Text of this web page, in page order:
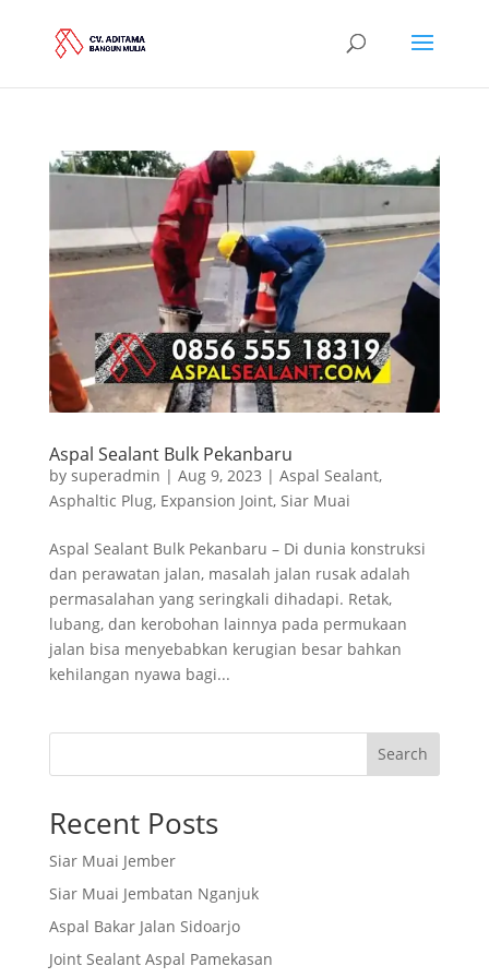
Aspal Sealant Bulk Pekanbaru
by superadmin | Aug 9, 2023 | Aspal Sealant,
Asphaltic Plug, Expansion Joint, Siar Muai
Aspal Sealant Bulk Pekanbaru – Di dunia konstruksi
dan perawatan jalan, masalah jalan rusak adalah
permasalahan yang seringkali dihadapi. Retak,
lubang, dan kerobohan lainnya pada permukaan
jalan bisa menyebabkan kerugian besar bahkan
kehilangan nyawa bagi...
Search
Recent Posts
Siar Muai Jember
Siar Muai Jembatan Nganjuk
Aspal Bakar Jalan Sidoarjo
Joint Sealant Aspal Pamekasan